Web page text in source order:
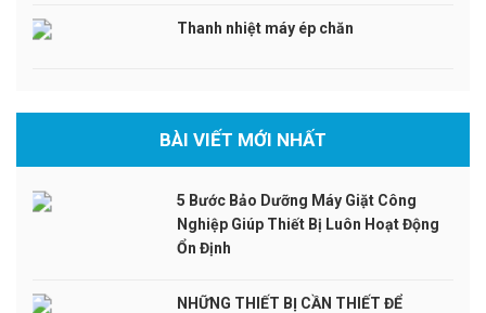
Thanh nhiệt máy ép chăn
BÀI VIẾT MỚI NHẤT
5 Bước Bảo Dưỡng Máy Giặt Công
Nghiệp Giúp Thiết Bị Luôn Hoạt Động
Ổn Định
NHỮNG THIẾT BỊ CẦN THIẾT ĐỂ